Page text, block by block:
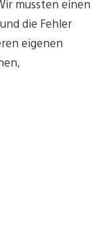
mussten einen
die Fehler
eigenen